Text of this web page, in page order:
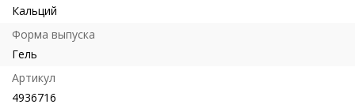
Кальций
Форма выпуска
Гель
Артикул
4936716